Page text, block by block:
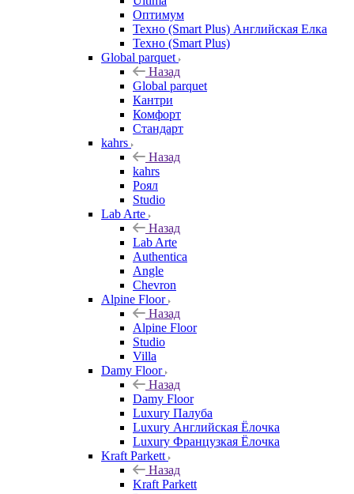
Оптимум
Техно (Smart Plus) Английская Елка
Техно (Smart Plus)
Global parquet
Назад
Global parquet
Кантри
Комфорт
Стандарт
kahrs
Назад
kahrs
Роял
Studio
Lab Arte
Назад
Lab Arte
Authentica
Angle
Chevron
Alpine Floor
Назад
Alpine Floor
Studio
Villa
Damy Floor
Назад
Damy Floor
Luxury Палуба
Luxury Английская Ёлочка
Luxury Французкая Ёлочка
Kraft Parkett
Назад
Kraft Parkett